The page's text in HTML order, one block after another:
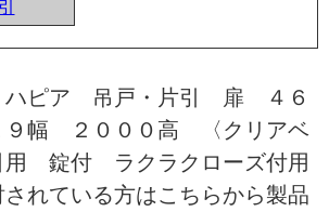
ハピア 吊戸・片引 扉 ４６
幅 ２０００高 〈クリアベ
錠付 ラクラクローズ付用
れている方はこちらから製品